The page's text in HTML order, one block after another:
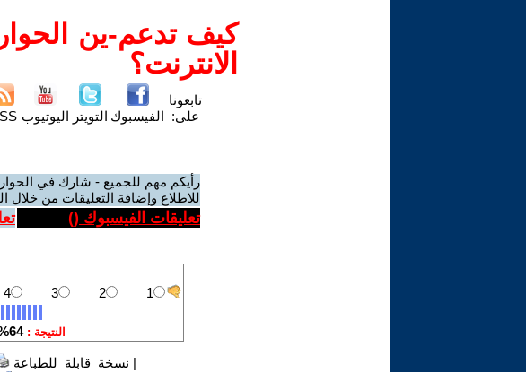
كيف تدعم-ين
الانترنت؟
تابعونا
على: الفيسبوك التويتر اليوتيوب
رأيكم مهم للجميع - شارك في
للاطلاع وإضافة التعليقات من خلال
تعليقات الفيسبوك ()
| نسخة قابلة للطباعة